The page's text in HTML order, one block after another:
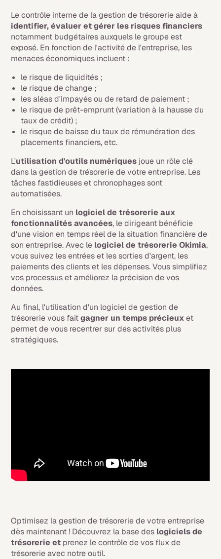
Le contrôle interne de la gestion de trésorerie aide à
identifier, évaluer et gérer les risques financiers
notamment budgétaires auxquels le groupe est
exposé. En fonction de l'activité de l'entreprise, les
menaces économiques incluent :
le risque de liquidités ;
le risque de change ;
les aléas d'impayés ou de retard de paiement ;
le risque de prêt-emprunt (variation à la hausse du
taux de crédit) ;
le risque de baisse du taux de rémunération des
placements financiers, etc.
L'utilisation d'outils numériques joue un rôle clé
dans la gestion de trésorerie de votre entreprise. Les
tâches fastidieuses et chronophages sont
automatisées.
En choisissant un logiciel de trésorerie aux
fonctionnalités avancées, le dirigeant bénéficie
d'une vision en temps réel de la situation financière de
son entreprise. Avec le logiciel de trésorerie Okimia,
vous suivez les entrées et les sorties d'argent, les
paiements des clients et les dépenses. Vous simplifiez
vos processus et améliorez la précision de vos
données.
Au final, l'utilisation d'un logiciel de gestion de
trésorerie vous faitgagner un temps précieuxet
permet de vous recentrer sur des activités plus
stratégiques.
Optimisez la gestion de trésorerie de votre entreprise
dès maintenant ! Découvrez la base des logiciels de
trésorerie et prenez le contrôle de vos flux de
trésorerie avec notre outil.